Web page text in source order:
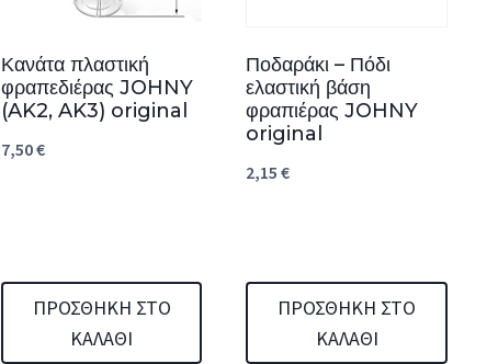
Κανάτα πλαστική
φραπεδιέρας JOHNY
(AK2, AK3) original
7,50€
ΠΡΟΣΘΉΚΗ ΣΤΟ
ΚΑΛΆΘΙ
Ποδαράκι – Πόδι
ελαστική βάση
φραπιέρας JOHNY
original
2,15€
ΠΡΟΣΘΉΚΗ ΣΤΟ
ΚΑΛΆΘΙ